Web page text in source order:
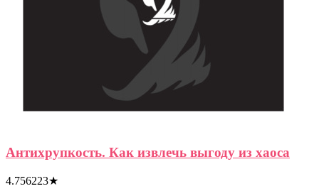
Антихрупкость. Как извлечь выгоду из хаоса
4.756223★